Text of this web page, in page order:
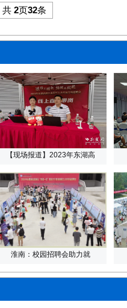
共 2页32条
【现场报道】2023年东湖高
淮南：校园招聘会助力就